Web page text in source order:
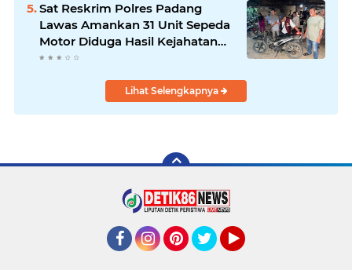
Sat Reskrim Polres Padang
Lawas Amankan 31 Unit Sepeda
Motor Diduga Hasil Kejahatan
dari Rumah Warga di Pasar
Lihat Selengkapnya